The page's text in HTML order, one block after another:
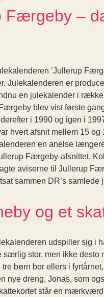
Færgeby –
’Jullerup
Julekalenderen er
en julekalender i
blev vist første
i 1990 og igen i
hvert afsnit mellem 15
en anelse
Færgeby-afsnittet.
aviserne til Jullerup
sammen DR’s
og et
udspiller sig i
særlig stor, men ikke desto
tre børn bor ellers i
nye dreng, Jonas, som
står en